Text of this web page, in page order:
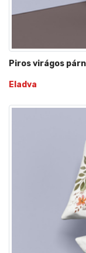
Piros virágos
Eladva